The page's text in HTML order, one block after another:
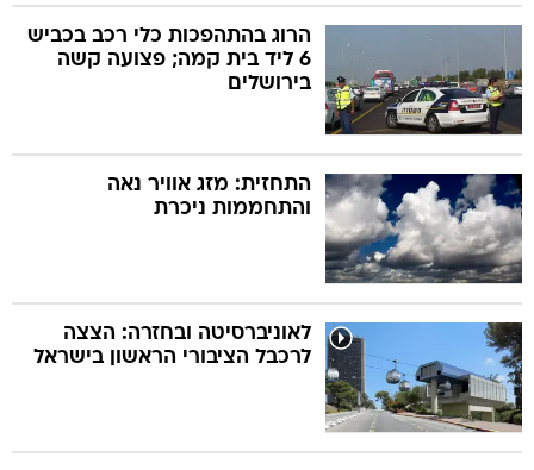
הרוג בהתהפכות כלי רכב בכביש
6 ליד בית קמה; פצועה קשה
בירושלים
התחזית: מזג אוויר נאה
והתחממות ניכרת
לאוניברסיטה ובחזרה: הצצה
לרכבל הציבורי הראשון בישראל